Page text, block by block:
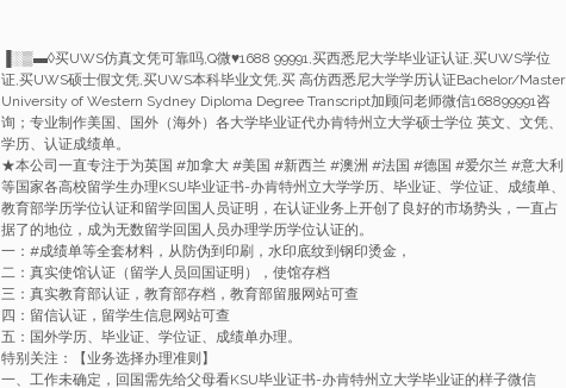
▐░▒▬◊买UWS仿真文凭可靠吗,Q微♥1688 99991,买西悉尼大学毕业证认证,买UWS学位
证,买UWS硕士假文凭,买UWS本科毕业文凭,买 高仿西悉尼大学学历认证Bachelor/Master
University of Western Sydney Diploma Degree Transcript加顾问老师微信168899991咨
询；专业制作美国、国外（海外）各大学毕业证代办肯特州立大学硕士学位 英文、文凭、
学历、认证成绩单。
★本公司一直专注于为英国 #加拿大 #美国 #新西兰 #澳洲 #法国 #德国 #爱尔兰 #意大利
等国家各高校留学生办理KSU毕业证书-办肯特州立大学学历、毕业证、学位证、成绩单、
教育部学历学位认证和留学回国人员证明，在认证业务上开创了良好的市场势头，一直占
据了的地位，成为无数留学回国人员办理学历学位认证的。
一：#成绩单等全套材料，从防伪到印刷，水印底纹到钢印烫金，
二：真实使馆认证（留学人员回国证明），使馆存档
三：真实教育部认证，教育部存档，教育部留服网站可查
四：留信认证，留学生信息网站可查
五：国外学历、毕业证、学位证、成绩单办理。
特别关注：【业务选择办理准则】
一、工作未确定，回国需先给父母看KSU毕业证书-办肯特州立大学毕业证的样子微信